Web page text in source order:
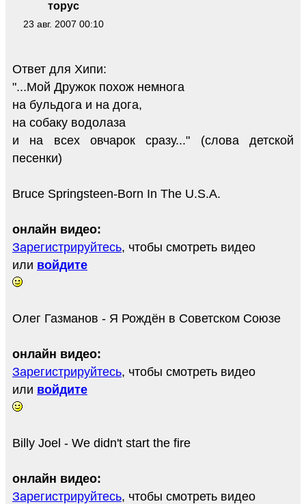
торус
23 авг. 2007 00:10
Ответ для Хипи:
"...Мой Дружок похож немнога
на бульдога и на дога,
на собаку водолаза
и на всех овчарок сразу..." (слова детской
песенки)
Bruce Springsteen-Born In The U.S.A.
онлайн видео:
Зарегистрируйтесь, чтобы смотреть видео
или войдите
Олег Газманов - Я Рождён в Советском Союзе
онлайн видео:
Зарегистрируйтесь, чтобы смотреть видео
или войдите
Billy Joel - We didn't start the fire
онлайн видео:
Зарегистрируйтесь, чтобы смотреть видео